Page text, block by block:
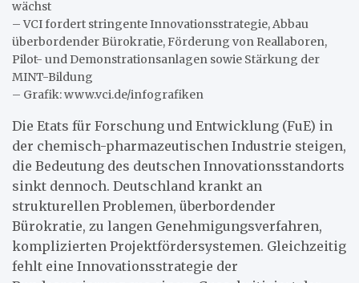
wächst
– VCI fordert stringente Innovationsstrategie, Abbau
überbordender Bürokratie, Förderung von Reallaboren,
Pilot- und Demonstrationsanlagen sowie Stärkung der
MINT-Bildung
– Grafik: www.vci.de/infografiken
Die Etats für Forschung und Entwicklung (FuE) in
der chemisch-pharmazeutischen Industrie steigen,
die Bedeutung des deutschen Innovationsstandorts
sinkt dennoch. Deutschland krankt an
strukturellen Problemen, überbordender
Bürokratie, zu langen Genehmigungsverfahren,
komplizierten Projektfördersystemen. Gleichzeitig
fehlt eine Innovationsstrategie der